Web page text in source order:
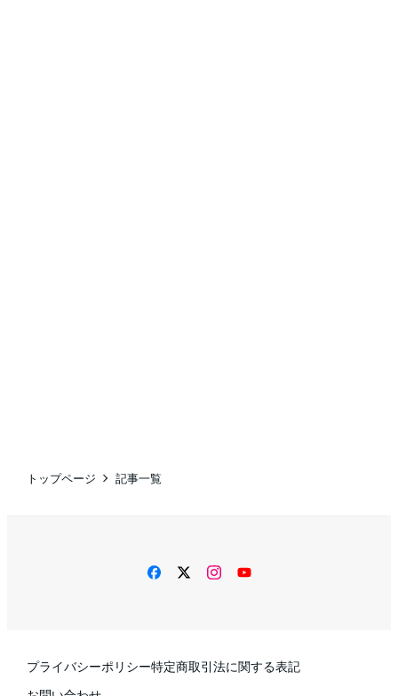
トップページ 記事一覧
facebooktwitterinstagram
YouTube
プライバシーポリシー特定商取引法に関する表記